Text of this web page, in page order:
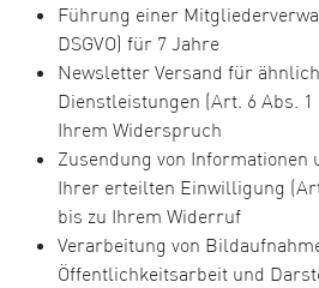
Führung einer
DSGVO) für 7 Jahre
Newsletter Versand für
Dienstleistungen (Art. 6 Abs. 1
Ihrem Widerspruch
Zusendung von Informationen
Ihrer erteilten Einwilligung
bis zu Ihrem Widerruf
Verarbeitung von
Öffentlichkeitsarbeit und